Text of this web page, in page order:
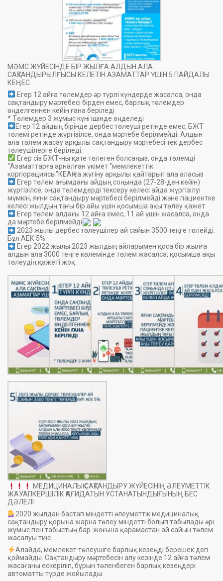
МӘМС ЖҮЙЕСІНДЕ БІР ЖЫЛҒА АЛДЫН АЛА
САҚТАНДЫРЫЛҒЫСЫ КЕЛЕТІН АЗАМАТТАР ҮШІН 5 ПАЙДАЛЫ
КЕҢЕС
Егер 12 айға төлемдер әр түрлі күндерде жасалса, онда
сақтандыру мәртебесі бірден емес, барлық төлемдер
өңделгеннен кейін ғана беріледі
* Төлемдер 3 жұмыс күні ішінде өңделеді
Егер 12 айдың бірінде дербес төлеуші ретінде емес, БЖТ
төлемі ретінде жүргізілсе, онда мәртебе берілмейді. Алдын
ала төлем жасау арқылы сақтандыру мәртебесі тек дербес
төлеушілерге беріледі.
Егер сіз БЖТ-ны қате төлеген болсаңыз, онда төлемді
“Азаматтарға арналған үкімет “мемлекеттік
корпорациясы”КЕАҚ-ға жүгіну арқылы қайтарып ала аласыз
Егер төлем ағымдағы айдың соңында (27-28-ден кейін)
жүргізілсе, онда төлемдерді тексеру келесі айда жүргізілуі
мүмкін, яғни сақтандыру мәртебесі берілмейді және пациентке
келесі жылдың тағы бір айы үшін қосымша ақы төлеу қажет
Егер төлем алдағы 12 айға емес, 11 ай үшін жасалса, онда
да мәртебе берілмейді
2023 жылы дербес төлеушілер ай сайын 3500 теңге төлейді.
Бұл АЕК 5%.
Егер 2022 жылы 2023 жылдың айларымен қоса бір жылға
алдын ала 3000 теңге көлемінде төлем жасалса, қосымша ақы
төлеудің қажеті жоқ.
МЕДИЦИНАЛЫҚ САҚТАНДЫРУ ЖҮЙЕСІНІҢ ӘЛЕУМЕТТІК
ЖАУАПКЕРШІЛІК ҚАҒИДАТЫН ҰСТАНАТЫНДЫҒЫНЫҢ БЕС
ДӘЛЕЛІ
2020 жылдан бастап міндетті әлеуметтік медициналық
сақтандыру қорына жарна төлеу міндетті болып табылады әрі
жұмыс пен табыстың бар-жоғына қарамастан ай сайын төлем
жасалуы тиіс.
Алайда, мемлекет төлеушіге барлық кезеңді берешек деп
қоймайды. Сақтандыру мәртебесін алу кезінде 12 айға төлем
жасағаны ескеріліп, бұрын төленбеген барлық кезеңдері
автоматты түрде жойылады.